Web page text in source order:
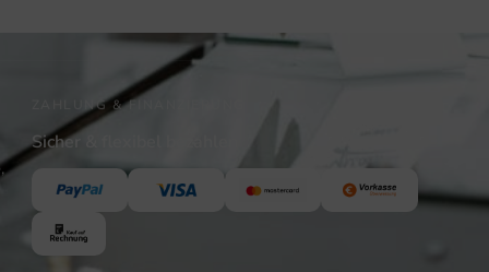
ZAHLUNG & FINANZIERUNG
Sicher & flexibel bezahlen